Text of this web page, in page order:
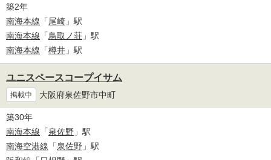
築2年
南海本線 「尾崎 」駅
南海本線 「鳥取ノ荘 」駅
南海本線 「樽井 」駅
ユニスペースコープイサム
掲載中 大阪府泉佐野市中町
築30年
南海本線 「泉佐野 」駅
南海空港線 「泉佐野 」駅